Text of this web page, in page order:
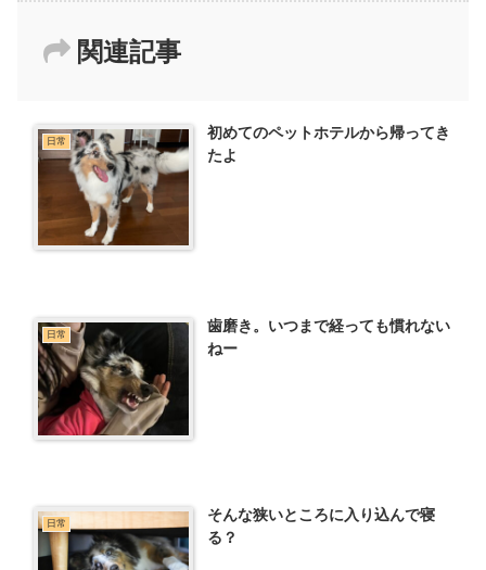
関連記事
日常
初めてのペットホテルから帰ってき
たよ
日常
歯磨き。いつまで経っても慣れない
ねー
日常
そんな狭いところに入り込んで寝
る？